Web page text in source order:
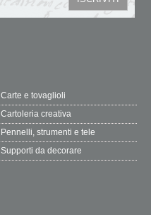
Carte e tovaglioli
Cartoleria creativa
Pennelli, strumenti e tele
Supporti da decorare